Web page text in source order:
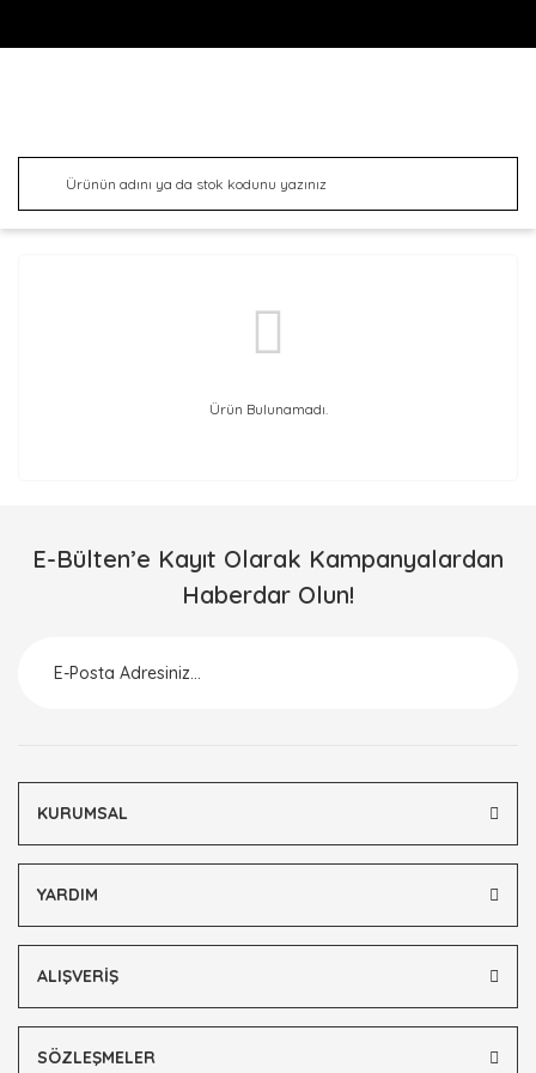
Ürün Bulunamadı.
E-Bülten’e Kayıt Olarak Kampanyalardan
Haberdar Olun!
KURUMSAL
YARDIM
ALIŞVERİŞ
SÖZLEŞMELER